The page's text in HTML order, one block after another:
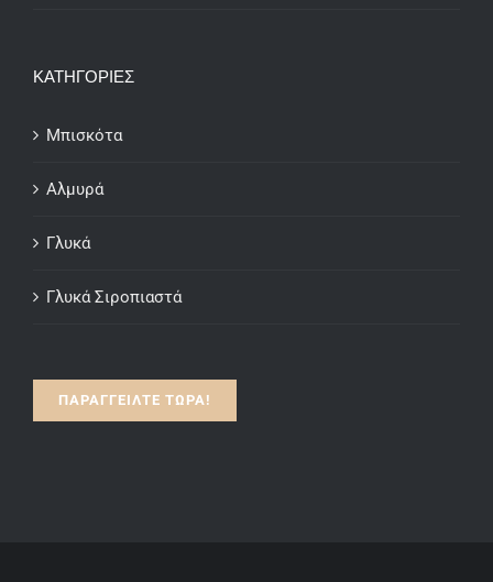
ΚΑΤΗΓΟΡΙΕΣ
Μπισκότα
Αλμυρά
Γλυκά
Γλυκά Σιροπιαστά
ΠΑΡΑΓΓΕΙΛΤΕ ΤΩΡΑ!